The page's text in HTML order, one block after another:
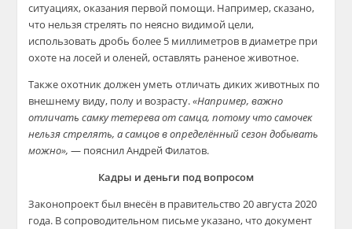
ситуациях, оказания первой помощи. Например, сказано,
что нельзя стрелять по неясно видимой цели,
использовать дробь более 5 миллиметров в диаметре при
охоте на лосей и оленей, оставлять раненое животное.
Также охотник должен уметь отличать диких животных по
внешнему виду, полу и возрасту.«Например, важно
отличать самку тетерева от самца, потому что самочек
нельзя стрелять, а самцов в определённый сезон добывать
можно», — пояснил Андрей Филатов.
Кадры и деньги под вопросом
Законопроект был внесён в правительство 20 августа 2020
года. В сопроводительном письме указано, что документ